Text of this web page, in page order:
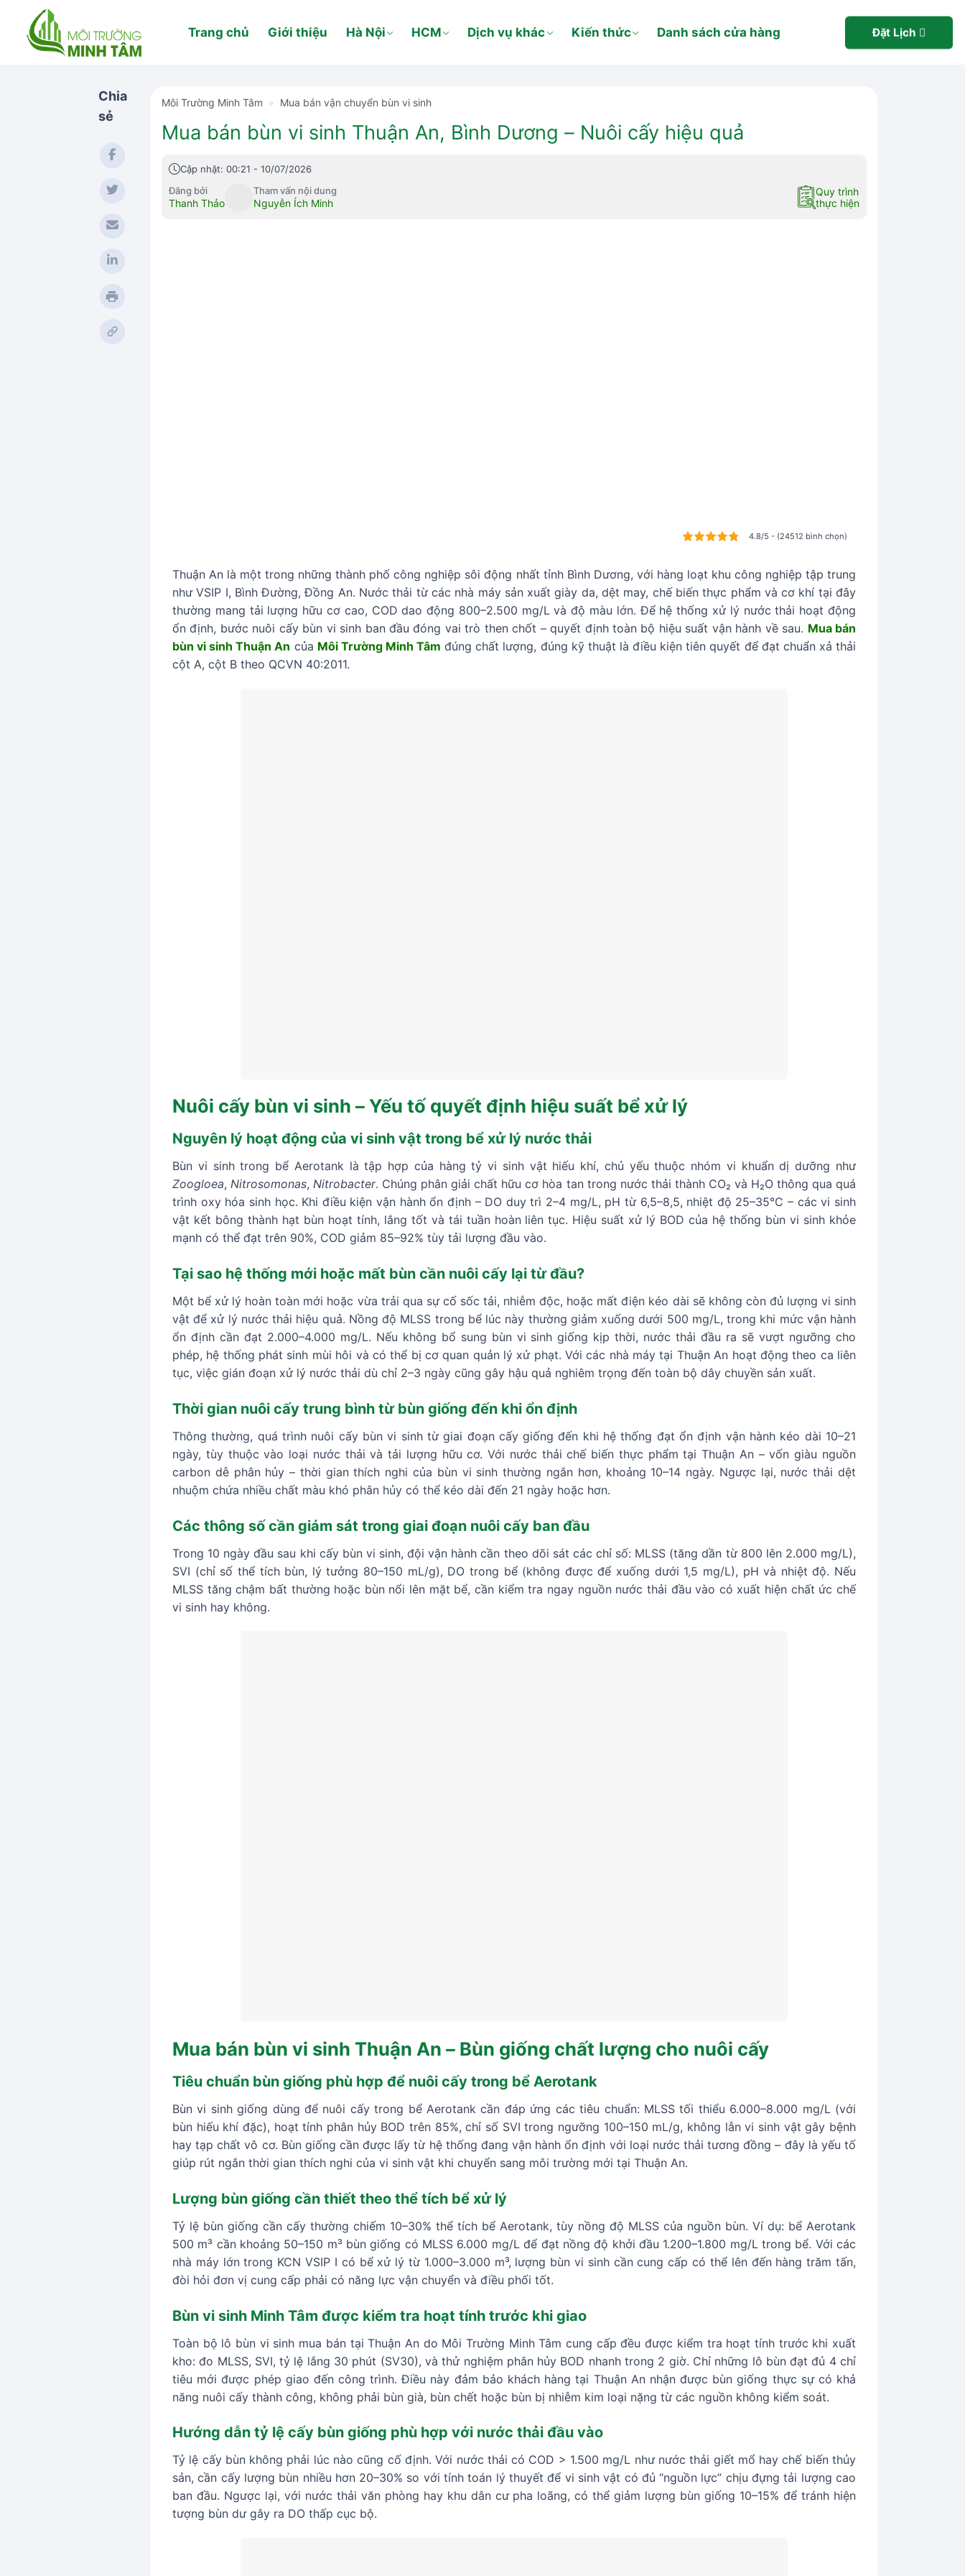
content
Trang chủ Giới thiệu Hà Nội HCM Dịch vụ khác Kiến thức Danh sách cửa hàng Đặt Lịch
Chia
sẻ
Môi Trường Minh Tâm » Mua bán vận chuyển bùn vi sinh
Mua bán bùn vi sinh Thuận An, Bình Dương – Nuôi cấy hiệu quả
Cập nhật: 00:21 - 10/07/2026
Đăng bởi
Thanh Thảo
Tham vấn nội dung
Nguyễn Ích Minh
Quy trình
thực hiện
4.8/5 - (24512 bình chọn)
Thuận An là một trong những thành phố công nghiệp sôi động nhất tỉnh Bình Dương, với hàng loạt khu công nghiệp tập trung
như VSIP I, Bình Đường, Đồng An. Nước thải từ các nhà máy sản xuất giày da, dệt may, chế biến thực phẩm và cơ khí tại đây
thường mang tải lượng hữu cơ cao, COD dao động 800–2.500 mg/L và độ màu lớn. Để hệ thống xử lý nước thải hoạt động
ổn định, bước nuôi cấy bùn vi sinh ban đầu đóng vai trò then chốt – quyết định toàn bộ hiệu suất vận hành về sau. Mua bán
bùn vi sinh Thuận An của Môi Trường Minh Tâm đúng chất lượng, đúng kỹ thuật là điều kiện tiên quyết để đạt chuẩn xả thải
cột A, cột B theo QCVN 40:2011.
Nuôi cấy bùn vi sinh – Yếu tố quyết định hiệu suất bể xử lý
Nguyên lý hoạt động của vi sinh vật trong bể xử lý nước thải
Bùn vi sinh trong bể Aerotank là tập hợp của hàng tỷ vi sinh vật hiếu khí, chủ yếu thuộc nhóm vi khuẩn dị dưỡng như
Zoogloea,Nitrosomonas,Nitrobacter. Chúng phân giải chất hữu cơ hòa tan trong nước thải thành CO₂ và H₂O thông qua quá
trình oxy hóa sinh học. Khi điều kiện vận hành ổn định – DO duy trì 2–4 mg/L, pH từ 6,5–8,5, nhiệt độ 25–35°C – các vi sinh
vật kết bông thành hạt bùn hoạt tính, lắng tốt và tái tuần hoàn liên tục. Hiệu suất xử lý BOD của hệ thống bùn vi sinh khỏe
mạnh có thể đạt trên 90%, COD giảm 85–92% tùy tải lượng đầu vào.
Tại sao hệ thống mới hoặc mất bùn cần nuôi cấy lại từ đầu?
Một bể xử lý hoàn toàn mới hoặc vừa trải qua sự cố sốc tải, nhiễm độc, hoặc mất điện kéo dài sẽ không còn đủ lượng vi sinh
vật để xử lý nước thải hiệu quả. Nồng độ MLSS trong bể lúc này thường giảm xuống dưới 500 mg/L, trong khi mức vận hành
ổn định cần đạt 2.000–4.000 mg/L. Nếu không bổ sung bùn vi sinh giống kịp thời, nước thải đầu ra sẽ vượt ngưỡng cho
phép, hệ thống phát sinh mùi hôi và có thể bị cơ quan quản lý xử phạt. Với các nhà máy tại Thuận An hoạt động theo ca liên
tục, việc gián đoạn xử lý nước thải dù chỉ 2–3 ngày cũng gây hậu quả nghiêm trọng đến toàn bộ dây chuyền sản xuất.
Thời gian nuôi cấy trung bình từ bùn giống đến khi ổn định
Thông thường, quá trình nuôi cấy bùn vi sinh từ giai đoạn cấy giống đến khi hệ thống đạt ổn định vận hành kéo dài 10–21
ngày, tùy thuộc vào loại nước thải và tải lượng hữu cơ. Với nước thải chế biến thực phẩm tại Thuận An – vốn giàu nguồn
carbon dễ phân hủy – thời gian thích nghi của bùn vi sinh thường ngắn hơn, khoảng 10–14 ngày. Ngược lại, nước thải dệt
nhuộm chứa nhiều chất màu khó phân hủy có thể kéo dài đến 21 ngày hoặc hơn.
Các thông số cần giám sát trong giai đoạn nuôi cấy ban đầu
Trong 10 ngày đầu sau khi cấy bùn vi sinh, đội vận hành cần theo dõi sát các chỉ số: MLSS (tăng dần từ 800 lên 2.000 mg/L),
SVI (chỉ số thể tích bùn, lý tưởng 80–150 mL/g), DO trong bể (không được để xuống dưới 1,5 mg/L), pH và nhiệt độ. Nếu
MLSS tăng chậm bất thường hoặc bùn nổi lên mặt bể, cần kiểm tra ngay nguồn nước thải đầu vào có xuất hiện chất ức chế
vi sinh hay không.
Mua bán bùn vi sinh Thuận An – Bùn giống chất lượng cho nuôi cấy
Tiêu chuẩn bùn giống phù hợp để nuôi cấy trong bể Aerotank
Bùn vi sinh giống dùng để nuôi cấy trong bể Aerotank cần đáp ứng các tiêu chuẩn: MLSS tối thiểu 6.000–8.000 mg/L (với
bùn hiếu khí đặc), hoạt tính phân hủy BOD trên 85%, chỉ số SVI trong ngưỡng 100–150 mL/g, không lẫn vi sinh vật gây bệnh
hay tạp chất vô cơ. Bùn giống cần được lấy từ hệ thống đang vận hành ổn định với loại nước thải tương đồng – đây là yếu tố
giúp rút ngắn thời gian thích nghi của vi sinh vật khi chuyển sang môi trường mới tại Thuận An.
Lượng bùn giống cần thiết theo thể tích bể xử lý
Tỷ lệ bùn giống cần cấy thường chiếm 10–30% thể tích bể Aerotank, tùy nồng độ MLSS của nguồn bùn. Ví dụ: bể Aerotank
500 m³ cần khoảng 50–150 m³ bùn giống có MLSS 6.000 mg/L để đạt nồng độ khởi đầu 1.200–1.800 mg/L trong bể. Với các
nhà máy lớn trong KCN VSIP I có bể xử lý từ 1.000–3.000 m³, lượng bùn vi sinh cần cung cấp có thể lên đến hàng trăm tấn,
đòi hỏi đơn vị cung cấp phải có năng lực vận chuyển và điều phối tốt.
Bùn vi sinh Minh Tâm được kiểm tra hoạt tính trước khi giao
Toàn bộ lô bùn vi sinh mua bán tại Thuận An do Môi Trường Minh Tâm cung cấp đều được kiểm tra hoạt tính trước khi xuất
kho: đo MLSS, SVI, tỷ lệ lắng 30 phút (SV30), và thử nghiệm phân hủy BOD nhanh trong 2 giờ. Chỉ những lô bùn đạt đủ 4 chỉ
tiêu mới được phép giao đến công trình. Điều này đảm bảo khách hàng tại Thuận An nhận được bùn giống thực sự có khả
năng nuôi cấy thành công, không phải bùn già, bùn chết hoặc bùn bị nhiễm kim loại nặng từ các nguồn không kiểm soát.
Hướng dẫn tỷ lệ cấy bùn giống phù hợp với nước thải đầu vào
Tỷ lệ cấy bùn không phải lúc nào cũng cố định. Với nước thải có COD > 1.500 mg/L như nước thải giết mổ hay chế biến thủy
sản, cần cấy lượng bùn nhiều hơn 20–30% so với tính toán lý thuyết để vi sinh vật có đủ “nguồn lực” chịu đựng tải lượng cao
ban đầu. Ngược lại, với nước thải văn phòng hay khu dân cư pha loãng, có thể giảm lượng bùn giống 10–15% để tránh hiện
tượng bùn dư gây ra DO thấp cục bộ.